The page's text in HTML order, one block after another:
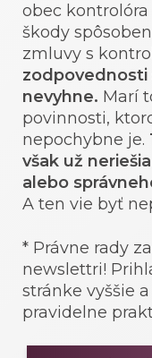
obec
škody
zmluvy s
zodpovednosti
nevyhne. Marí
povinnosti,
nepochybne je.
však už
alebo
A ten vie byť
* Právne rady
newslettri!
stránke vyššie
pravidelne